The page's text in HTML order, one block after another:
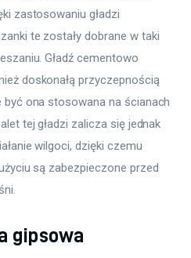
zastosowaniu gładzi
te zostały dobrane w taki
Gładź cementowo
doskonałą przyczepnością
być ona stosowana na ścianach
tej gładzi zalicza się jednak
wilgoci, dzięki czemu
są zabezpieczone przed
gipsowa